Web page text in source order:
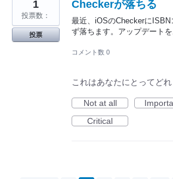
Checkerが落ちる
最近、iOSのCheckerに
ず落ちます。アップデートを
1
投票数：
投票
コメント数 0
これはあなたにとってど
Not at all
Critical